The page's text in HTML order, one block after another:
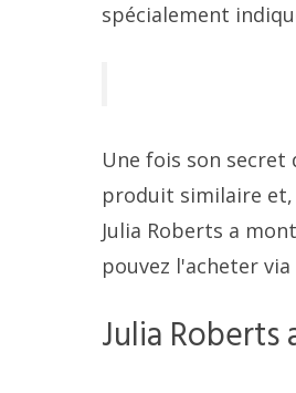
spécialement
Une fois son
produit similaire et,
Julia Roberts a
pouvez l'acheter
Julia Roberts